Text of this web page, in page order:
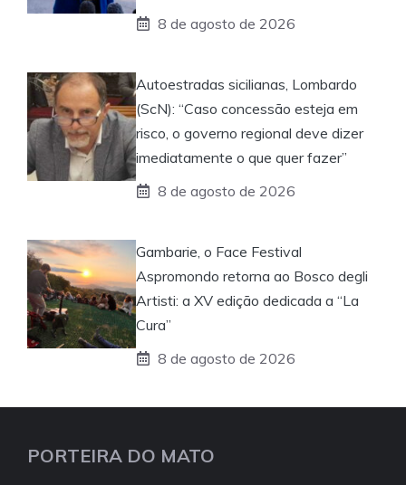
8 de agosto de 2026
Autoestradas sicilianas, Lombardo
(ScN): “Caso concessão esteja em
risco, o governo regional deve dizer
imediatamente o que quer fazer”
8 de agosto de 2026
Gambarie, o Face Festival
Aspromondo retorna ao Bosco degli
Artisti: a XV edição dedicada a “La
Cura”
8 de agosto de 2026
PORTEIRA DO MATO